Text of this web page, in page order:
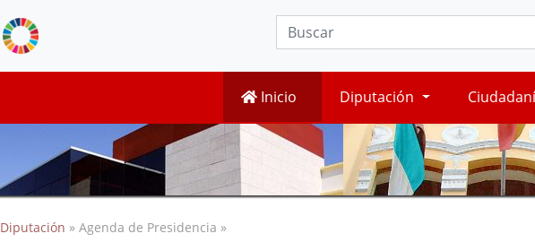
Inicio Diputación
Diputación » Agenda de Presidencia »